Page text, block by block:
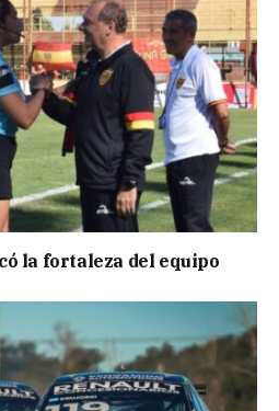
la fortaleza del equipo